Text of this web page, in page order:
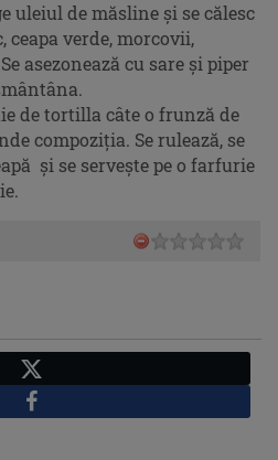
uleiul de măsline şi se călesc
ceapa verde, morcovii,
asezonează cu sare şi piper
de tortilla câte o frunză de
compoziţia. Se rulează, se
şi se serveşte pe o farfurie
XFacebook